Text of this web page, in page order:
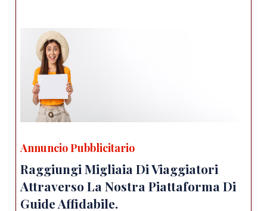
Annuncio Pubblicitario
Raggiungi Migliaia Di Viaggiatori
Attraverso La Nostra Piattaforma Di
Guide Affidabile.